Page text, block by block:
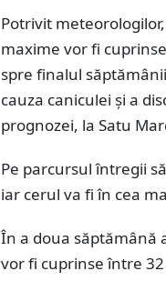
Potrivit
maxime vor fi
spre finalul
cauza caniculei și a
prognozei, la Satu
Pe parcursul întregii
iar cerul va fi în cea
În a doua săptămână
vor fi cuprinse între